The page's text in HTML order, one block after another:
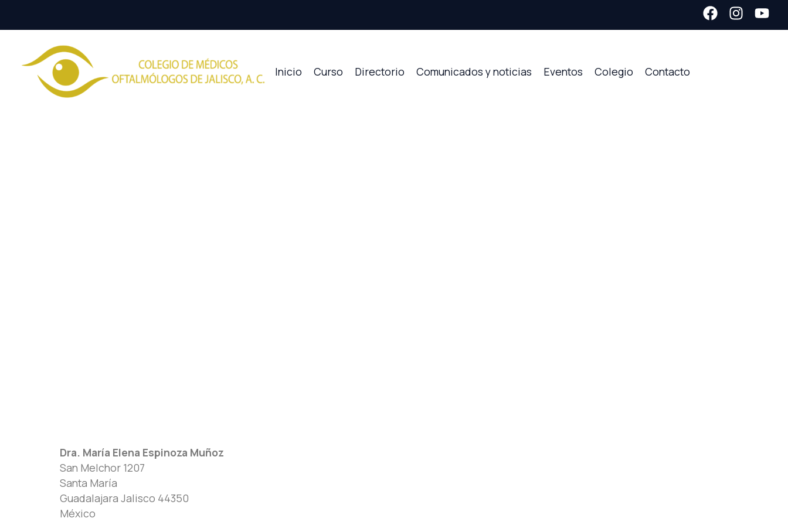
Inicio Curso Directorio Comunicados y noticias Eventos Colegio Contacto
Dra. María Elena Espinoza Muñoz
San Melchor 1207
Santa María
Guadalajara Jalisco 44350
México